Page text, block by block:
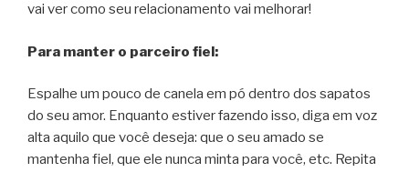
vai ver como seu relacionamento vai melhorar!
Para manter o parceiro fiel:
Espalhe um pouco de canela em pó dentro dos sapatos
do seu amor. Enquanto estiver fazendo isso, diga em voz
alta aquilo que você deseja: que o seu amado se
mantenha fiel, que ele nunca minta para você, etc. Repita